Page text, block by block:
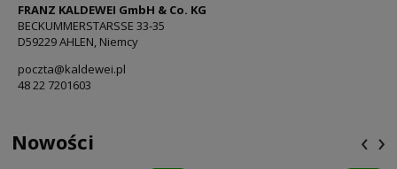
FRANZ KALDEWEI GmbH & Co. KG
BECKUMMERSTARSSE 33-35
D59229 AHLEN, Niemcy
poczta@kaldewei.pl
48 22 7201603
Nowości ‹ ›